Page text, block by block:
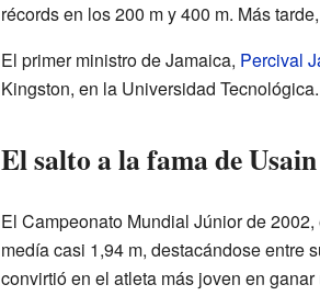
récords en los 200 m y 400 m. Más
El primer ministro de Jamaica, Percival
Kingston, en la Universidad Tecnológica.
El salto a la fama de
El Campeonato Mundial Júnior de
medía casi 1,94 m, destacándose entre
convirtió en el atleta más joven en